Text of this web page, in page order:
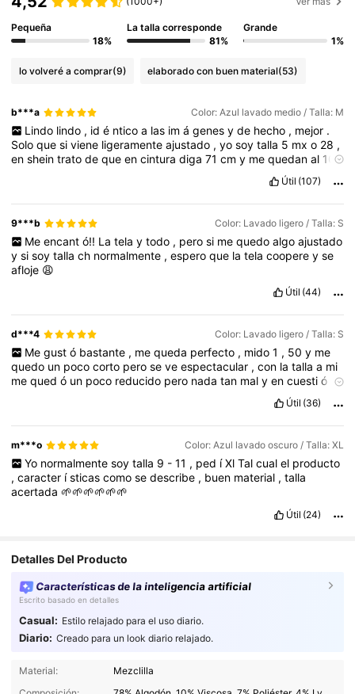
Pequeña
18%
La talla corresponde
81%
Grande
1%
lo volveré a comprar(9) elaborado con buen material(53)
b***a Color: Azul lavado medio / Talla: M
Lindo lindo , id é ntico a las im á genes y de hecho , mejor .
Soloquesiviene ligeramenteajustado ,yosoytalla 5 mxo 28 ,
ensheintratodequeencinturadiga71cmy mequedanal 100
promedio
quesi quieres
estarmáscómodaonotegustasentirteapretada,unaLser
opci ó n. Igual
me
gust ó tanto estuvieranm áslargos,
yomido1.63cmyme quedaronen el tobillocomodicela
descripción.Silosrecomiendo,sonuna grancompra.Solo
toma en
Útil (107)
9***b Color: Lavado ligero / Talla: S
Me encant ó!! La tela y todo , pero si me quedo algo ajustado
ysisoytallach normalmente ,esperoque latelacoopereyse
afloje 😩
Útil (44)
d***4 Color: Lavado ligero / Talla: S
Me gust ó bastante , me queda perfecto , mido 1 , 50 y me
quedo un pococorto peroseveespectacular ,con latallaa mi
mequedó un poco reducido pero nadatan malyencuestió n
Útil (36)
m***o Color: Azul lavado oscuro / Talla: XL
Yo normalmente soy talla 9 - 11 , ped íXl Tal cual el producto
,caracter ísticascomosedescribe , buen material ,talla
acertada🌱🌱🌱🌱🌱🌱
Útil (24)
Detalles Del Producto
Características de la inteligencia artificial
Escrito basado en detalles
Casual: Estilo relajado para el uso diario.
Diario: Creado para un look diario relajado.
Material:
Mezclilla